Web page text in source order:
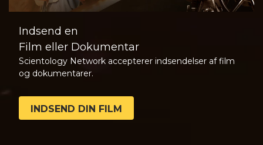
Indsend en
Film eller Dokumentar
Scientology Network accepterer indsendelser af film
og dokumentarer.
INDSEND DIN FILM